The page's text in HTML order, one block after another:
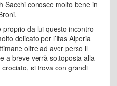
Sacchi conosce molto bene in
da lui questo incontro
delicato per l’Itas Alperia
oltre ad aver perso il
a breve verrà sottoposta alla
si trova con grandi